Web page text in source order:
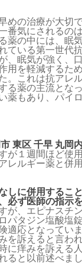
の治療が大切で
番気にされるの
薬の中には、眠
ている第一世代
、眠気が強く、
用を軽減するた
。これは抗アレ
る薬の主流とな
薬もあり、パイ
東区 千早 丸岡
が１週間ほど使
レルギー薬と併
しに併用するこ
必ず医師の指示
が、エピナスチ
パタジン塩酸塩
適応となってい
を訴えると言わ
に痒みを訴える
ると以前述べま